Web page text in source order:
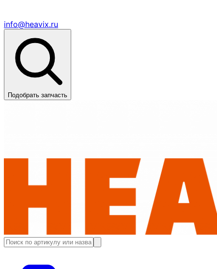
info@heavix.ru
Подобрать запчасть